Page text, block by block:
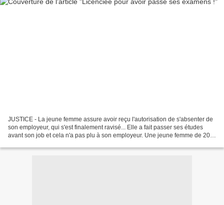
JUSTICE - La jeune femme assure avoir reçu l'autorisation de s'absenter de
son employeur, qui s'est finalement ravisé... Elle a fait passer ses études
avant son job et cela n'a pas plu à son employeur. Une jeune femme de 20